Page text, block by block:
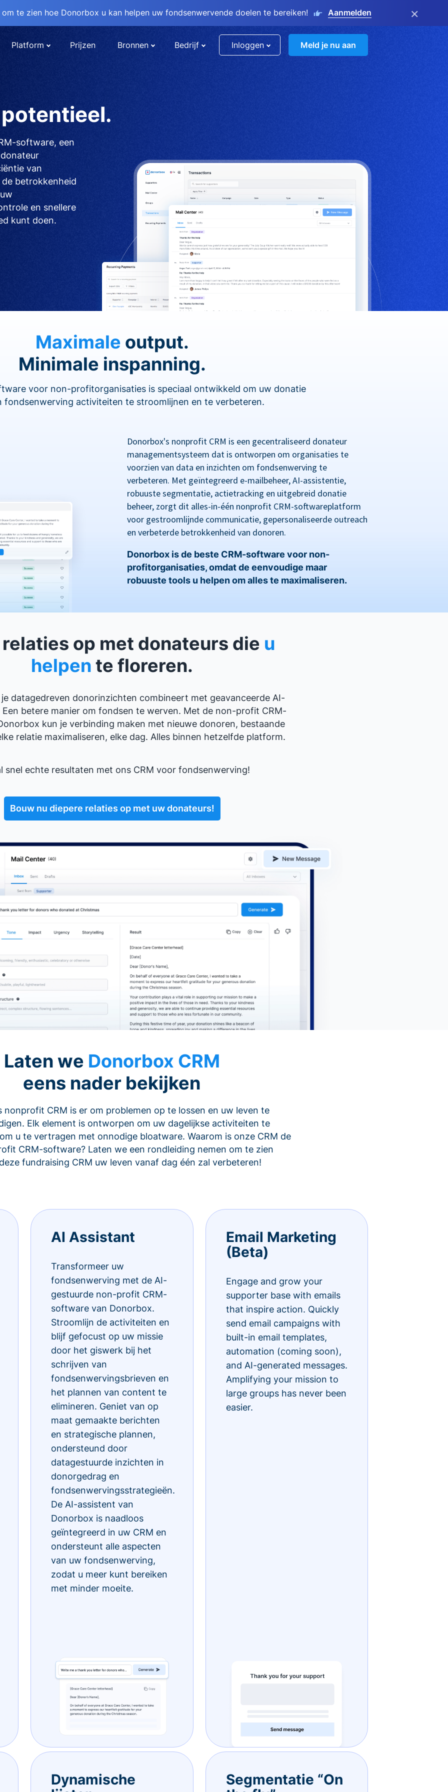
te zien hoe Donorbox u kan helpen uw fondsenwervende doelen te bereiken! Aanmelden ×
Platform Prijzen Bronnen Bedrijf Inloggen Meld je nu aan
software, een
van
betrokkenheid
en snellere
kunt doen.
Maximale output.
Minimale inspanning.
voor non-profitorganisaties is speciaal ontwikkeld om uw donatie
fondsenwerving activiteiten te stroomlijnen en te verbeteren.
Donorbox's nonprofit CRM is een gecentraliseerd donateur
managementsysteem dat is ontworpen om organisaties te
voorzien van data en inzichten om fondsenwerving te
verbeteren. Met geïntegreerd e-mailbeheer, AI-assistentie,
robuuste segmentatie, actietracking en uitgebreid donatie
beheer, zorgt dit alles-in-één nonprofit CRM-softwareplatform
voor gestroomlijnde communicatie, gepersonaliseerde outreach
en verbeterde betrokkenheid van donoren.
Donorbox is de beste CRM-software voor non-
profitorganisaties, omdat de eenvoudige maar
robuuste tools u helpen om alles te maximaliseren.
op met donateurs die u
helpen te floreren.
je datagedreven donorinzichten combineert met geavanceerde AI-
betere manier om fondsen te werven. Met de non-profit CRM-
kun je verbinding maken met nieuwe donoren, bestaande
relatie maximaliseren, elke dag. Alles binnen hetzelfde platform.
snel echte resultaten met ons CRM voor fondsenwerving!
Bouw nu diepere relaties op met uw donateurs!
Laten we Donorbox CRM
eens nader bekijken
nonprofit CRM is er om problemen op te lossen en uw leven te
Elk element is ontworpen om uw dagelijkse activiteiten te
u te vertragen met onnodige bloatware. Waarom is onze CRM de
CRM-software? Laten we een rondleiding nemen om te zien
fundraising CRM uw leven vanaf dag één zal verbeteren!
AI Assistant
Transformeer uw
fondsenwerving met de AI-
gestuurde non-profit CRM-
software van Donorbox.
Stroomlijn de activiteiten en
blijf gefocust op uw missie
door het giswerk bij het
schrijven van
fondsenwervingsbrieven en
het plannen van content te
elimineren. Geniet van op
maat gemaakte berichten
en strategische plannen,
ondersteund door
datagestuurde inzichten in
donorgedrag en
fondsenwervingsstrategieën.
De AI-assistent van
Donorbox is naadloos
geïntegreerd in uw CRM en
ondersteunt alle aspecten
van uw fondsenwerving,
zodat u meer kunt bereiken
met minder moeite.
Email Marketing
(Beta)
Engage and grow your
supporter base with emails
that inspire action. Quickly
send email campaigns with
built-in email templates,
automation (coming soon),
and AI-generated messages.
Amplifying your mission to
large groups has never been
easier.
Dynamische
Segmentatie “On